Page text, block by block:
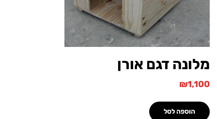
דגם אורן
₪
הוספה לסל